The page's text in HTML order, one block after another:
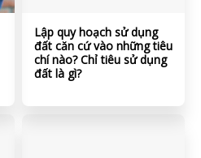
Lập quy hoạch sử dụng
đất căn cứ vào những tiêu
chí nào? Chỉ tiêu sử dụng
đất là gì?